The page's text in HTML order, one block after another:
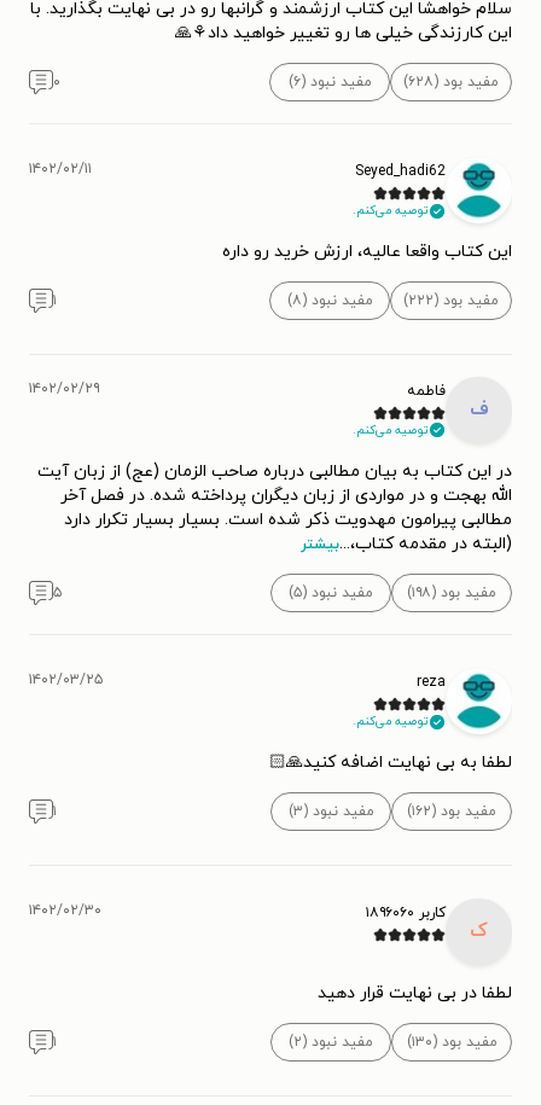
سلام خواهشا این کتاب ارزشمند و گرانبها رو در بی نهایت بگذارید. با
این کارزندگی خیلی ها رو تغییر خواهید داد⚘️🙏
مفید بود (۶۲۸) مفید نبود (۶) ۰
Seyed_hadi62
توصیه می‌کنم.
۱۴۰۲/۰۲/۱۱
این کتاب واقعا عالیه، ارزش خرید رو داره
مفید بود (۲۲۲) مفید نبود (۸) ۱
ف
فاطمه
توصیه می‌کنم.
۱۴۰۲/۰۲/۲۹
در این کتاب به بیان مطالبی درباره صاحب الزمان (عج) از زبان آیت
الله بهجت و در مواردی از زبان دیگران پرداخته شده. در فصل آخر
مطالبی پیرامون مهدویت ذکر شده است. بسیار بسیار تکرار دارد
(البته در مقدمه کتاب،...بیشتر
مفید بود (۱۹۸) مفید نبود (۵) ۵
reza
توصیه می‌کنم.
۱۴۰۲/۰۳/۲۵
لطفا به بی نهایت اضافه کنید🙏🏻
مفید بود (۱۶۲) مفید نبود (۳) ۱
ک
کاربر ۱۸۹۶۰۶۰ ۱۴۰۲/۰۲/۳۰
لطفا در بی نهایت قرار دهید
مفید بود (۱۳۰) مفید نبود (۲) ۱